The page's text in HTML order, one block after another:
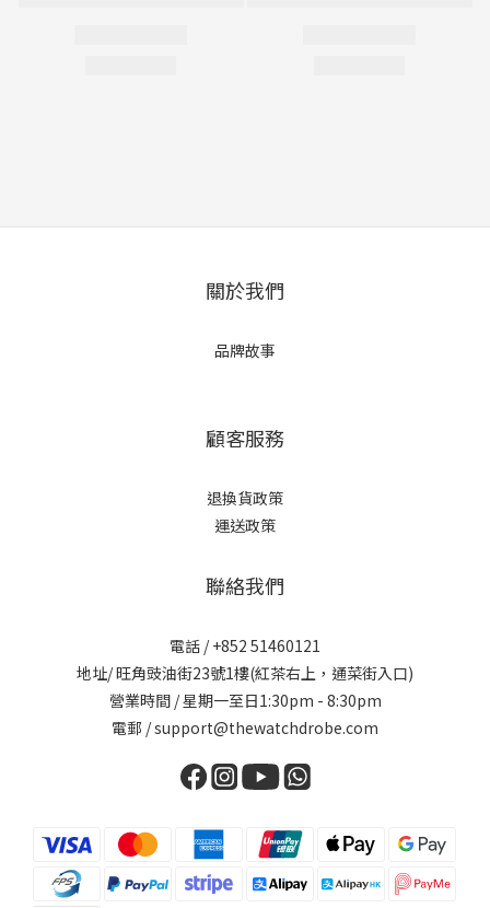
關於我們
品牌故事
顧客服務
退換貨政策
運送政策
聯絡我們
電話 / +852 51460121
地址/ 旺角豉油街23號1樓(紅茶右上，通菜街入口)
營業時間 / 星期一至日1:30pm - 8:30pm
電郵 / support@thewatchdrobe.com